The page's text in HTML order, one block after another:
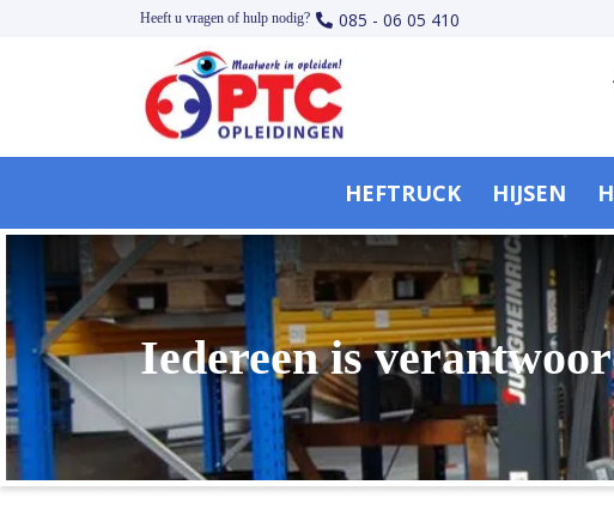
Heeft u vragen of hulp nodig? 085 - 06 05 410
HEFTRUCK HIJSEN
Iedereen is